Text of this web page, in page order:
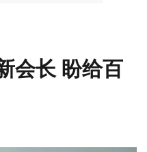
会长 盼给百